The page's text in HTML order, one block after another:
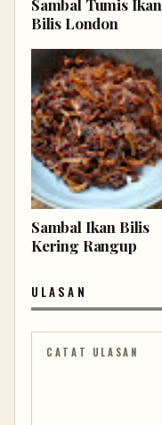
Sambal Tumis Ikan
Bilis London
Sambal Ikan Bilis
Kering Rangup
ULASAN
CATAT ULASAN